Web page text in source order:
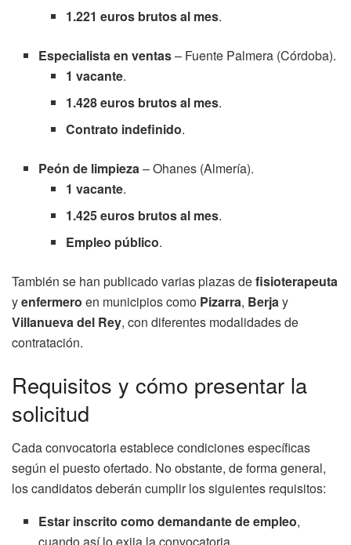
1.221 euros brutos al mes.
Especialista en ventas– Fuente Palmera (Córdoba).
1 vacante.
1.428 euros brutos al mes.
Contrato indefinido.
Peón de limpieza– Ohanes (Almería).
1 vacante.
1.425 euros brutos al mes.
Empleo público.
También se han publicado varias plazas defisioterapeuta
yenfermero en municipios como Pizarra, Berjay
Villanueva del Rey, con diferentes modalidades de
contratación.
Requisitos y cómo presentar la
solicitud
Cada convocatoria establece condiciones específicas
según el puesto ofertado. No obstante, de forma general,
los candidatos deberán cumplir los siguientes requisitos:
Estar inscrito como demandante de empleo,